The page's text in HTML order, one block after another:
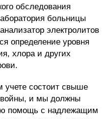
обследования
больницы
электролитов
определение уровня
хлора и других
учете состоит свыше
войны, и мы должны
помощь с надлежащим